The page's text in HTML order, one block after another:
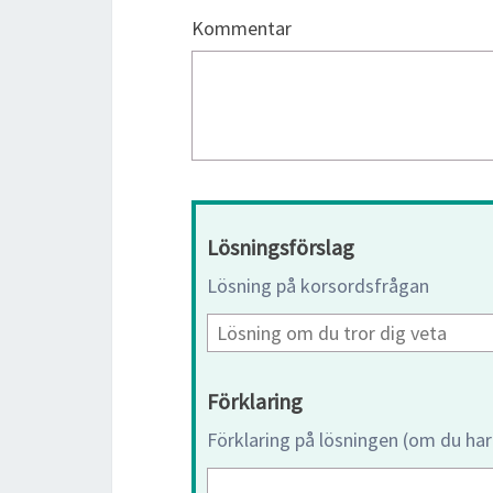
Kommentar
Lösningsförslag
Lösning på korsordsfrågan
Förklaring
Förklaring på lösningen (om du